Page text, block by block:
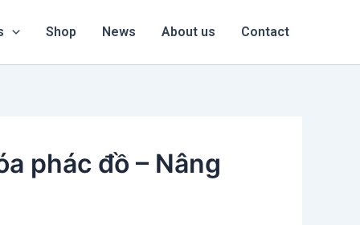
Shop News About us Contact
phác đồ – Nâng